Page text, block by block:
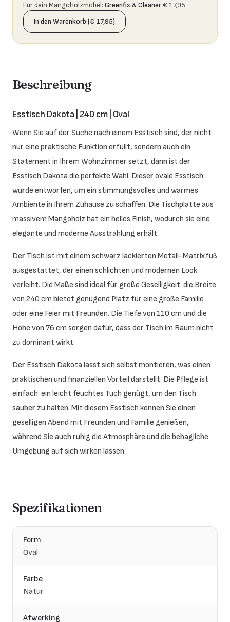
Für dein Mangoholzmöbel: Greenfix & Cleaner€ 17,95
In den Warenkorb (€ 17,95)
Beschreibung
Esstisch Dakota | 240 cm | Oval
Wenn Sie auf der Suche nach einem Esstisch sind, der nicht
nur eine praktische Funktion erfüllt, sondern auch ein
Statement in Ihrem Wohnzimmer setzt, dann ist der
Esstisch Dakota die perfekte Wahl. Dieser ovale Esstisch
wurde entworfen, um ein stimmungsvolles und warmes
Ambiente in Ihrem Zuhause zu schaffen. Die Tischplatte aus
massivem Mangoholz hat ein helles Finish, wodurch sie eine
elegante und moderne Ausstrahlung erhält.
Der Tisch ist mit einem schwarz lackierten Metall-Matrixfuß
ausgestattet, der einen schlichten und modernen Look
verleiht. Die Maße sind ideal für große Geselligkeit: die Breite
von 240 cm bietet genügend Platz für eine große Familie
oder eine Feier mit Freunden. Die Tiefe von 110 cm und die
Höhe von 76 cm sorgen dafür, dass der Tisch im Raum nicht
zu dominant wirkt.
Der Esstisch Dakota lässt sich selbst montieren, was einen
praktischen und finanziellen Vorteil darstellt. Die Pflege ist
einfach: ein leicht feuchtes Tuch genügt, um den Tisch
sauber zu halten. Mit diesem Esstisch können Sie einen
geselligen Abend mit Freunden und Familie genießen,
während Sie auch ruhig die Atmosphäre und die behagliche
Umgebung auf sich wirken lassen.
Spezifikationen
Form
Oval
Farbe
Natur
Afwerking